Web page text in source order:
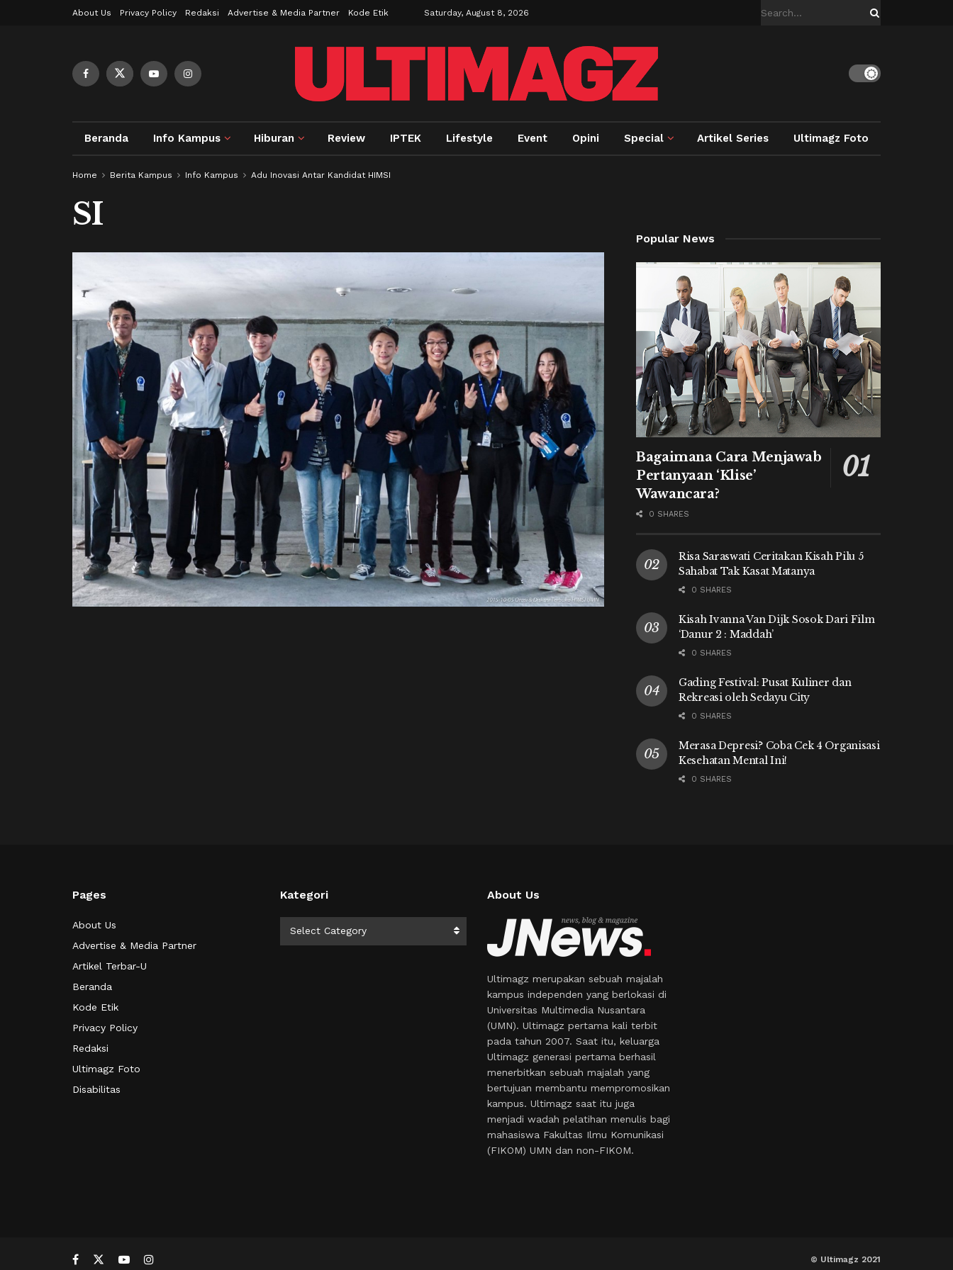
About Us Privacy Policy Redaksi Advertise & Media Partner Kode Etik Saturday, August 8, 2026
Beranda Info Kampus Hiburan Review IPTEK Lifestyle Event Opini Special Artikel Series Ultimagz Foto
Home Berita Kampus Info Kampus Adu Inovasi Antar Kandidat HIMSI
SI
Popular News
Bagaimana Cara Menjawab
Pertanyaan ‘Klise’
Wawancara?
0 SHARES
Risa Saraswati Ceritakan Kisah Pilu 5
Sahabat Tak Kasat Matanya
0 SHARES
Kisah Ivanna Van Dijk Sosok Dari Film
‘Danur 2 : Maddah’
0 SHARES
Gading Festival: Pusat Kuliner dan
Rekreasi oleh Sedayu City
0 SHARES
Merasa Depresi? Coba Cek 4 Organisasi
Kesehatan Mental Ini!
0 SHARES
Pages
About Us
Advertise & Media Partner
Artikel Terbar-U
Beranda
Kode Etik
Privacy Policy
Redaksi
Ultimagz Foto
Disabilitas
Kategori
Select Category
About Us
Ultimagz merupakan sebuah majalah
kampus independen yang berlokasi di
Universitas Multimedia Nusantara
(UMN). Ultimagz pertama kali terbit
pada tahun 2007. Saat itu, keluarga
Ultimagz generasi pertama berhasil
menerbitkan sebuah majalah yang
bertujuan membantu mempromosikan
kampus. Ultimagz saat itu juga
menjadi wadah pelatihan menulis bagi
mahasiswa Fakultas Ilmu Komunikasi
(FIKOM) UMN dan non-FIKOM.
© Ultimagz 2021